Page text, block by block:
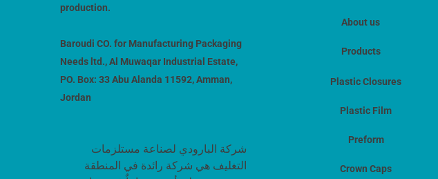
production.
Baroudi CO. for Manufacturing Packaging
Needs ltd., Al Muwaqar Industrial Estate,
PO. Box: 33 Abu Alanda 11592, Amman,
Jordan
شركة البارودي لصناعة مستلزمات
التغليف هي شركة رائدة في المنطقة
About us
Products
Plastic Closures
Plastic Film
Preform
Crown Caps